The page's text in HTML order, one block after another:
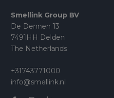
Smellink Group BV
De Dennen 13
7491HH Delden
The Netherlands
+31743771000
info@smellink.nl